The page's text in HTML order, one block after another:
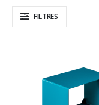
FILTRES